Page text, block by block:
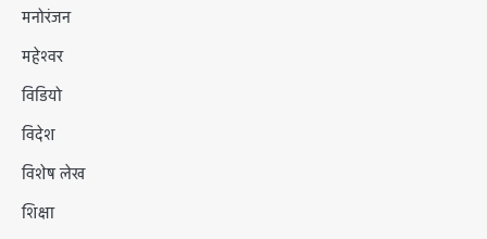
मनोरंजन
महेश्वर
विडियो
विदेश
विशेष लेख
शिक्षा